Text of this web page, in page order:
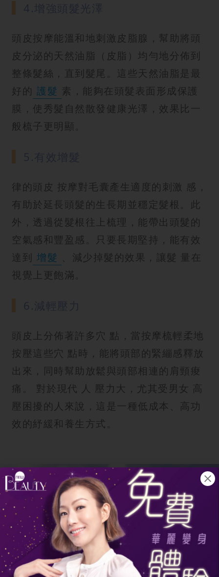
頭皮按摩能溫和地刺激皮脂腺，幫助將頭
皮分泌的天然油脂（皮脂）均勻地分佈到
整條髮絲，直到髮尾。這些天然油脂是最
好的 護髮 素，能夠在頭髮表面形成保護
膜，使秀髮自然散發健康光澤，效果比一
般梳子更明顯。
律的頭皮 按摩對毛囊產生適度的刺激 感，
有助於延長頭髮的生長期並穩定髮根。此
外，透過從髮根往上梳理，能帶出頭髮的
空氣感和豐盈感。只要長期堅持，能有效
達到 增髮
、減少掉髮的效果，讓髮 量在
視覺上更飽滿。
頭皮上分佈著許多穴 點，當按摩梳輕柔地
按壓這些穴 點時，能將頭部的緊繃感釋放
出來，同時幫助放鬆與頭部相連的肩頸痠
痛。 對於現代 人 壓力大，尤其受男女 高
壓困擾的人來說，這是一種低成本、高功
效的紓緩和養生方式。